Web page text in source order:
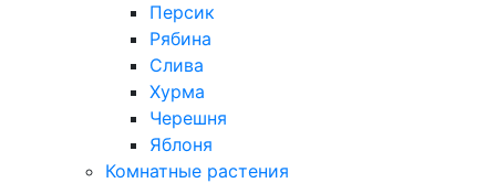
Персик
Рябина
Слива
Хурма
Черешня
Яблоня
Комнатные растения